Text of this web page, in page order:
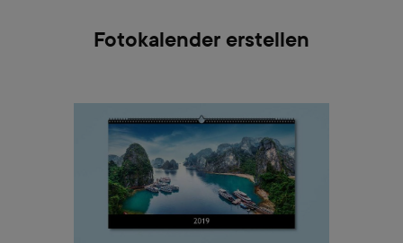
Fotokalender erstellen